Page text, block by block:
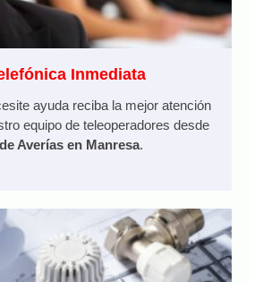
Inmediata
ayuda reciba la mejor atención
equipo de teleoperadores desde
Averías en Manresa.